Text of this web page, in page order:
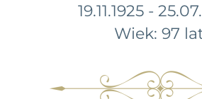
19.11.1925 -
Wiek: 97